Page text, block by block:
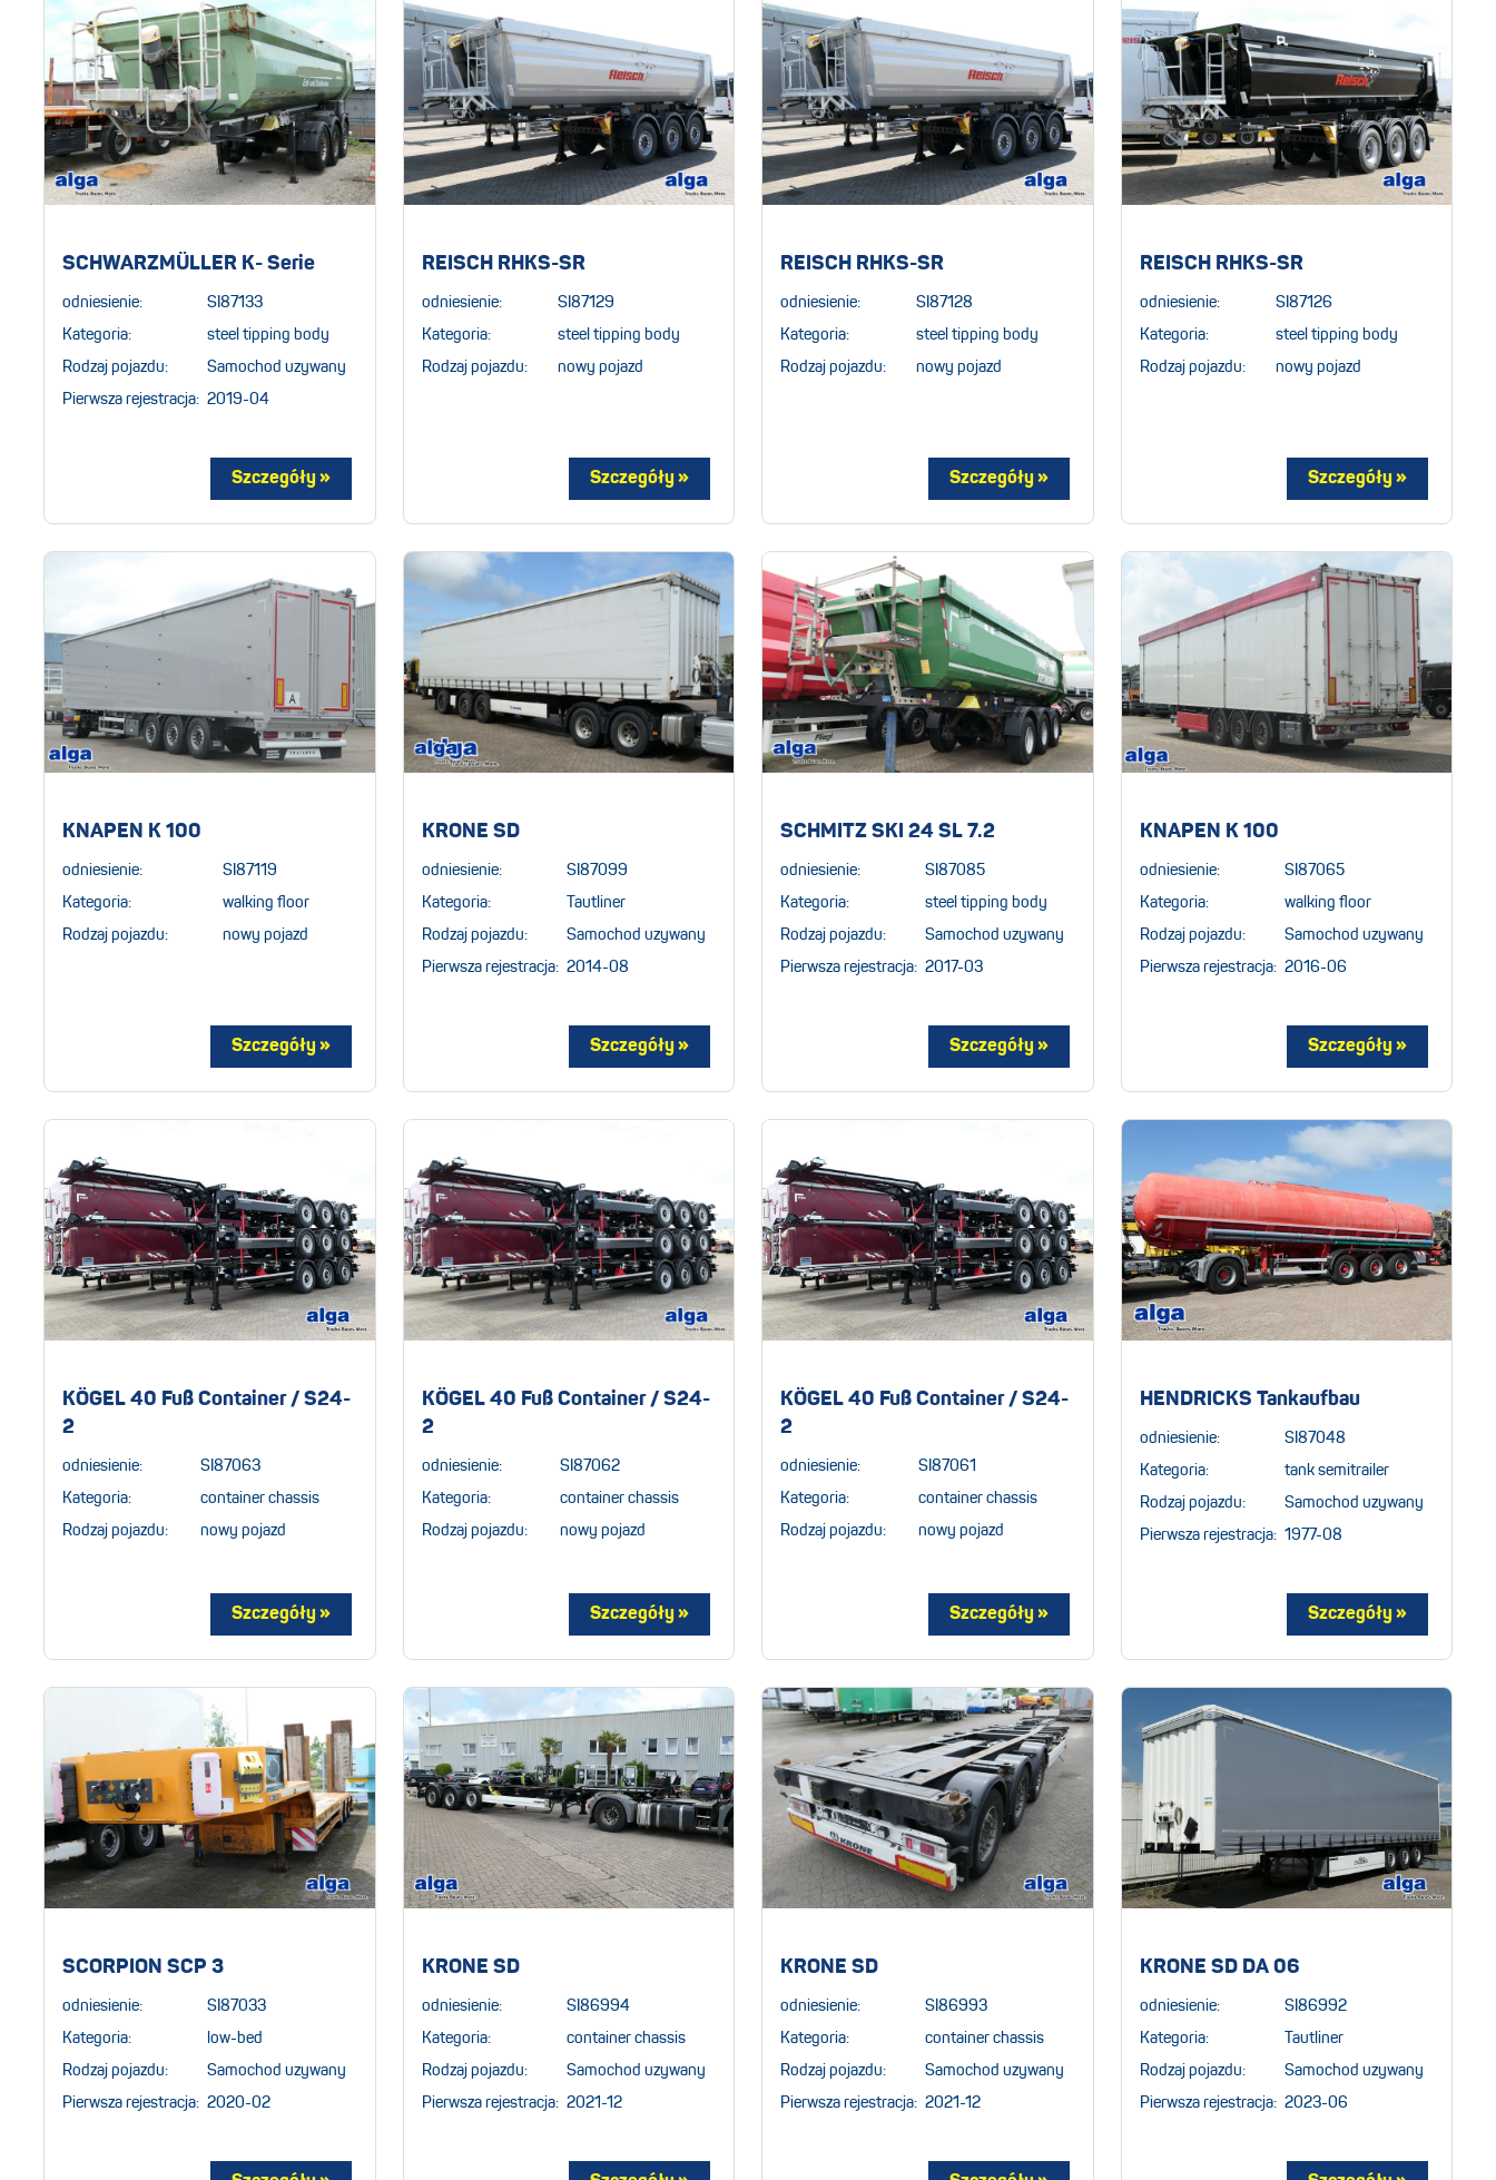
SCHWARZMÜLLER K- Serie
odniesienie: SI87133
Kategoria: steel tipping body
Rodzaj pojazdu: Samochod uzywany
Pierwsza rejestracja: 2019-04
REISCH RHKS-SR
odniesienie: SI87129
Kategoria: steel tipping body
Rodzaj pojazdu: nowy pojazd
REISCH RHKS-SR
odniesienie: SI87128
Kategoria: steel tipping body
Rodzaj pojazdu: nowy pojazd
REISCH RHKS-SR
odniesienie: SI87126
Kategoria: steel tipping body
Rodzaj pojazdu: nowy pojazd
KNAPEN K 100
odniesienie: SI87119
Kategoria: walking floor
Rodzaj pojazdu: nowy pojazd
KRONE SD
odniesienie: SI87099
Kategoria: Tautliner
Rodzaj pojazdu: Samochod uzywany
Pierwsza rejestracja: 2014-08
SCHMITZ SKI 24 SL 7.2
odniesienie: SI87085
Kategoria: steel tipping body
Rodzaj pojazdu: Samochod uzywany
Pierwsza rejestracja: 2017-03
KNAPEN K 100
odniesienie: SI87065
Kategoria: walking floor
Rodzaj pojazdu: Samochod uzywany
Pierwsza rejestracja: 2016-06
KÖGEL 40 Fuß Container / S24-
2
odniesienie: SI87063
Kategoria: container chassis
Rodzaj pojazdu: nowy pojazd
KÖGEL 40 Fuß Container / S24-
2
odniesienie: SI87062
Kategoria: container chassis
Rodzaj pojazdu: nowy pojazd
KÖGEL 40 Fuß Container / S24-
2
odniesienie: SI87061
Kategoria: container chassis
Rodzaj pojazdu: nowy pojazd
HENDRICKS Tankaufbau
odniesienie: SI87048
Kategoria: tank semitrailer
Rodzaj pojazdu: Samochod uzywany
Pierwsza rejestracja: 1977-08
SCORPION SCP 3
odniesienie: SI87033
Kategoria: low-bed
Rodzaj pojazdu: Samochod uzywany
Pierwsza rejestracja: 2020-02
KRONE SD
odniesienie: SI86994
Kategoria: container chassis
Rodzaj pojazdu: Samochod uzywany
Pierwsza rejestracja: 2021-12
KRONE SD
odniesienie: SI86993
Kategoria: container chassis
Rodzaj pojazdu: Samochod uzywany
Pierwsza rejestracja: 2021-12
KRONE SD DA 06
odniesienie: SI86992
Kategoria: Tautliner
Rodzaj pojazdu: Samochod uzywany
Pierwsza rejestracja: 2023-06